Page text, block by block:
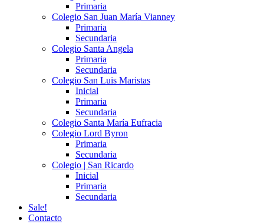
Primaria
Colegio San Juan María Vianney
Primaria
Secundaria
Colegio Santa Angela
Primaria
Secundaria
Colegio San Luis Maristas
Inicial
Primaria
Secundaria
Colegio Santa María Eufracia
Colegio Lord Byron
Primaria
Secundaria
Colegio | San Ricardo
Inicial
Primaria
Secundaria
Sale!
Contacto